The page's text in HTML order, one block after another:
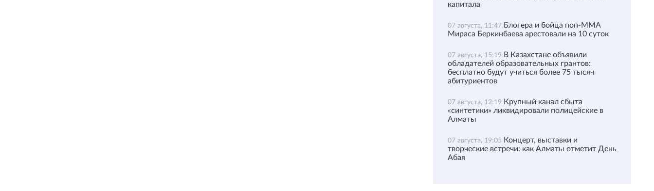
капитала
07 августа, 11:47 Блогера и бойца поп-ММА
Мираса Беркинбаева арестовали на 10 суток
07 августа, 15:19 В Казахстане объявили
обладателей образовательных грантов:
бесплатно будут учиться более 75 тысяч
абитуриентов
07 августа, 12:19 Крупный канал сбыта
«синтетики» ликвидировали полицейские в
Алматы
07 августа, 19:05 Концерт, выставки и
творческие встречи: как Алматы отметит День
Абая